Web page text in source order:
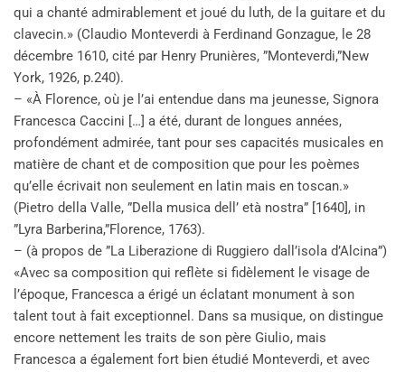
qui a chanté admirablement et joué du luth, de la guitare et du
clavecin.» (Claudio Monteverdi à Ferdinand Gonzague, le 28
décembre 1610, cité par Henry Prunières, ”Monteverdi,”New
York, 1926, p.240).
– «À Florence, où je l’ai entendue dans ma jeunesse, Signora
Francesca Caccini […] a été, durant de longues années,
profondément admirée, tant pour ses capacités musicales en
matière de chant et de composition que pour les poèmes
qu’elle écrivait non seulement en latin mais en toscan.»
(Pietro della Valle, ”Della musica dell’ età nostra” [1640], in
”Lyra Barberina,”Florence, 1763).
– (à propos de ”La Liberazione di Ruggiero dall’isola d’Alcina”)
«Avec sa composition qui reflète si fidèlement le visage de
l’époque, Francesca a érigé un éclatant monument à son
talent tout à fait exceptionnel. Dans sa musique, on distingue
encore nettement les traits de son père Giulio, mais
Francesca a également fort bien étudié Monteverdi, et avec